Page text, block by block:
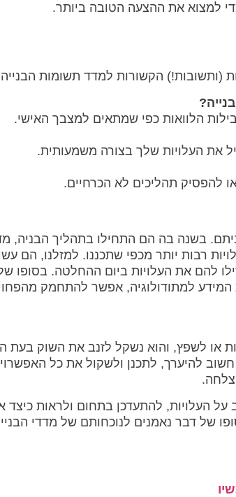
למצוא את ההצעה הטובה ביותר.
(ותשובות!) הקשורות למדד תשומות
הלוואות כפי שמתאים למצבך האישי.
את העלויות שלך בצורה משמעותית.
להפסיק תהליכים לא הכרחיים.
ביתם. בשנה בה הם התחילו בתהליך הבניה,
עם עלויות רבות יותר מכפי שתכננו. למזלנו, הם
להם את העלויות ביום ההחלטה. בסופו
למתודולוגיה, אפשר להתחמק
או לשפץ, והוא נשקל לזנב את השוק בעת
להיערך, לתכנן ולשקול את כל
העלויות, להתעדכן בתחום ולראות כיצד
של דבר נאמנים לנוכחותם של מדדי